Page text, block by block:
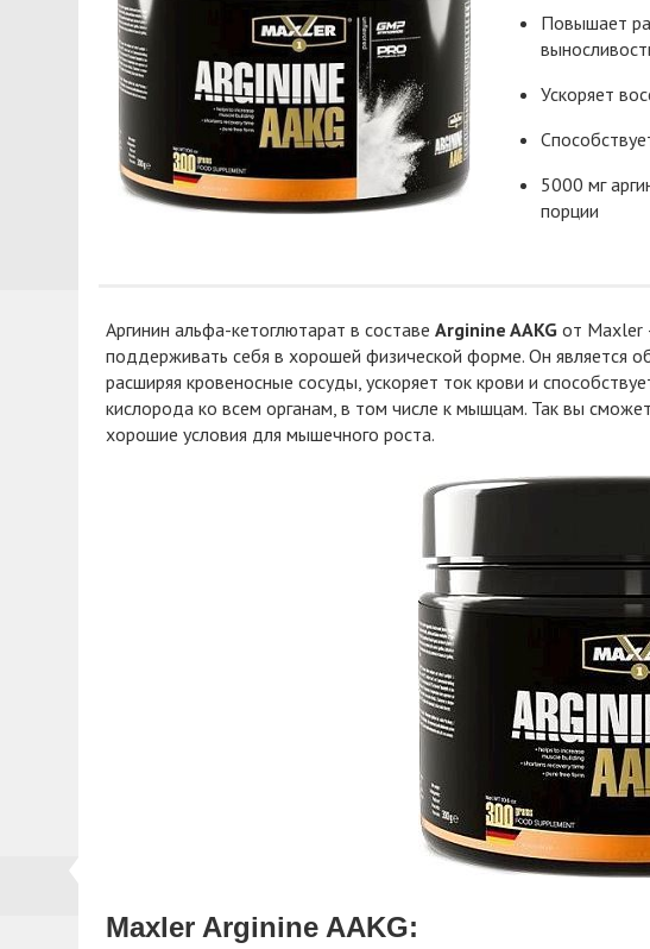
Повышает
Ускоряет
5000 мг
порции
Аргинин альфа-кетоглютарат в составе Arginine AAKGот Maxler
поддерживать себя в хорошей физической форме. Он является
расширяя кровеносные сосуды, ускоряет ток крови и
кислорода ко всем органам, в том числе к мышцам. Так вы
хорошие условия для мышечного роста.
Maxler Arginine AAKG: